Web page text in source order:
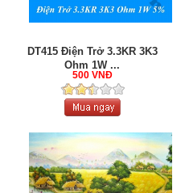
DT415 Điện Trở 3.3KR 3K3
Ohm 1W ...
500 VNĐ